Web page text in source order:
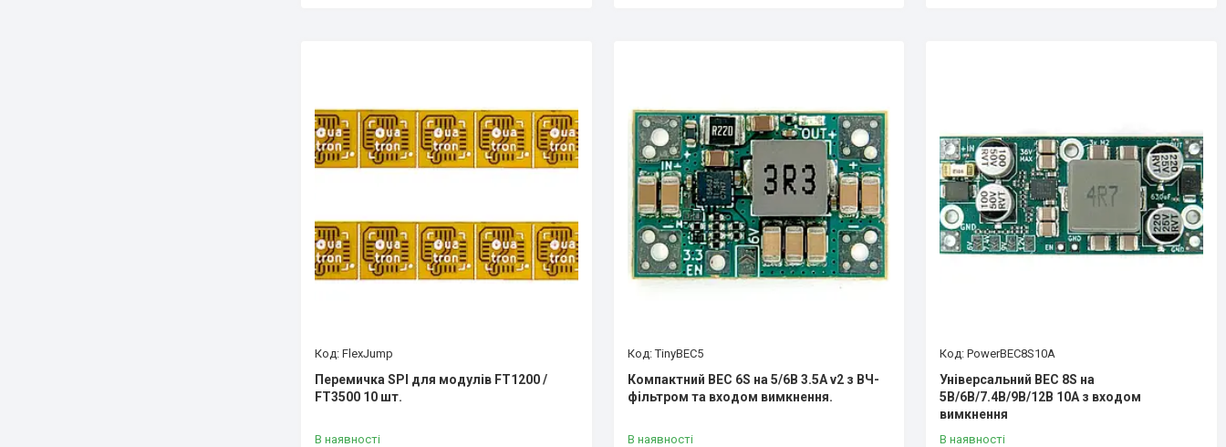
FlexJump
Перемичка SPI для модулів FT1200 /
FT3500 10 шт.
В наявності
TinyBEC5
Компактний BEC 6S на 5/6В 3.5А v2 з ВЧ-
фільтром та входом вимкнення.
В наявності
PowerBEC8S10A
Універсальний BEC 8S на
5В/6В/7.4В/9В/12В 10А з входом
вимкнення
В наявності